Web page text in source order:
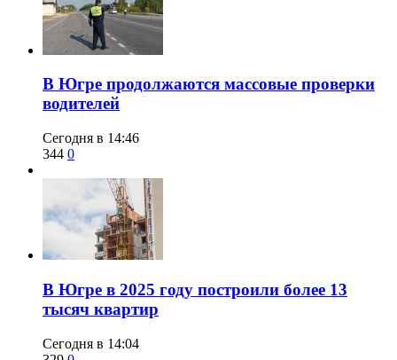
​В Югре продолжаются массовые проверки
водителей
Сегодня в 14:46
344 0
​В Югре в 2025 году построили более 13
тысяч квартир
Сегодня в 14:04